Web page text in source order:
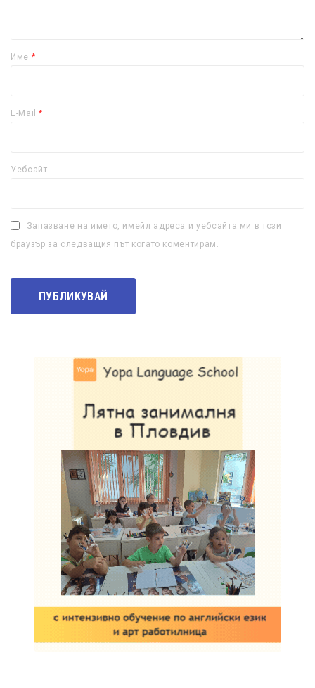
Име *
E-Mail*
Уебсайт
Запазване на името, имейл адреса и уебсайта ми в този
браузър за следващия път когато коментирам.